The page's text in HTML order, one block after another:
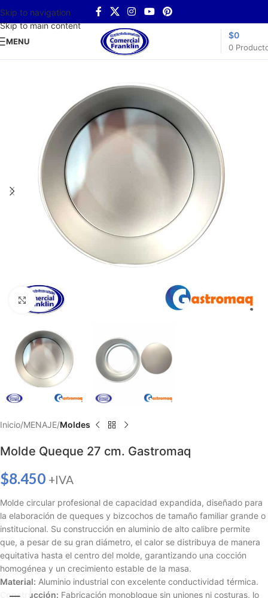
Skip to navigation
Skip to main content
MENU
0
$0
Haga clic para ampliar
Inicio MENAJE Moldes
Molde Queque 27 cm. Gastromaq
$8.450 +IVA
Molde circular profesional de capacidad expandida, diseñado para
la elaboración de queques y bizcochos de tamaño familiar grande o
institucional. Su construcción en aluminio de alto calibre permite
que, a pesar de su gran diámetro, el calor se distribuya de manera
equitativa hasta el centro del molde, garantizando una cocción
homogénea y un crecimiento estable de la masa.
Material: Aluminio industrial con excelente conductividad térmica.
Construcción: Fabricación monobloque sin uniones ni costuras, lo